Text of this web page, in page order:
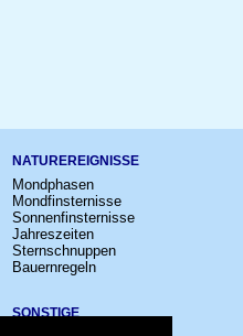
NATUREREIGNISSE
Mondphasen
Mondfinsternisse
Sonnenfinsternisse
Jahreszeiten
Sternschnuppen
Bauernregeln
SONSTIGE